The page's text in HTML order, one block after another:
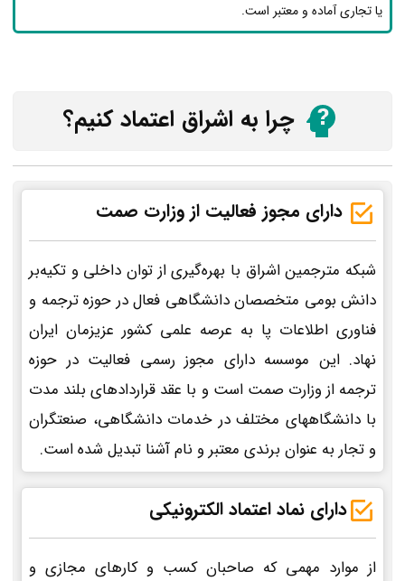
یا تجاری آماده و معتبر است.
چرا به اشراق اعتماد کنیم؟
دارای مجوز فعالیت از وزارت صمت
شبکه مترجمین اشراق با بهره‌گیری از توان داخلی و تکیه‌بر
دانش بومی متخصصان دانشگاهی فعال در حوزه ترجمه و
فناوری اطلاعات پا به عرصه علمی کشور عزیزمان ایران
نهاد. این موسسه دارای مجوز رسمی فعالیت در حوزه
ترجمه از وزارت صمت است و با عقد قراردادهای بلند مدت
با دانشگاههای مختلف در خدمات دانشگاهی، صنعتگران
و تجار به عنوان برندی معتبر و نام آشنا تبدیل شده است.
دارای نماد اعتماد الکترونیکی
از موارد مهمی که صاحبان کسب و کارهای مجازی و